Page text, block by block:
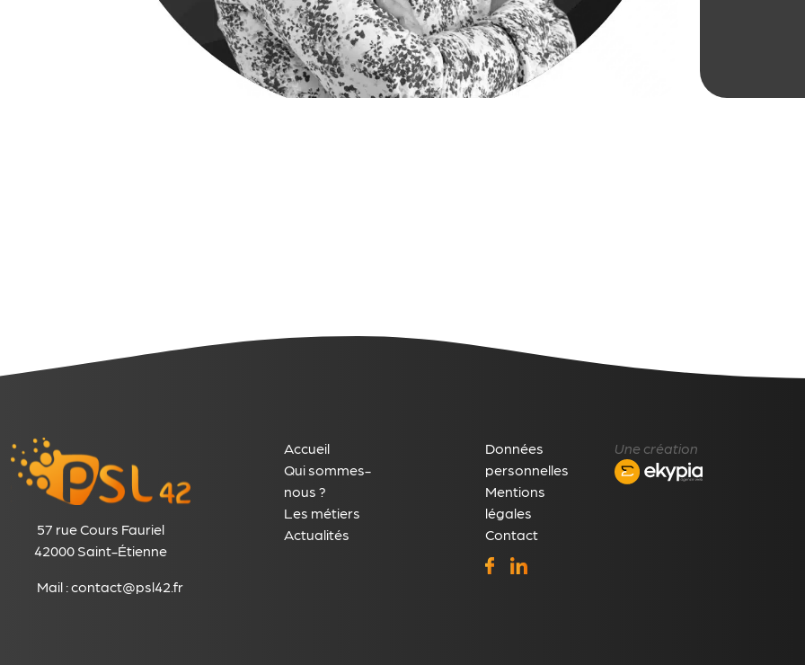
57 rue Cours Fauriel
42000 Saint-Étienne
Mail :contact@psl42.fr
Accueil
Qui sommes-
nous ?
Les métiers
Actualités
Données
personnelles
Mentions
légales
Contact
Une création